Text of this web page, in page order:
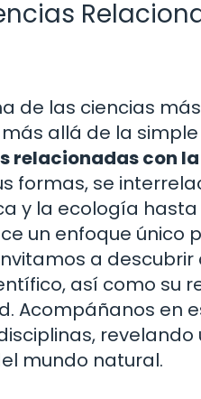
de las ciencias
allá de la
relacionadas con
formas, se
y la ecología
un enfoque único
a
así como su
Acompáñanos en
mundo natural.